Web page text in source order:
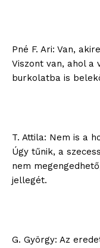
Pné F. Ari: Van,
Viszont van, ahol a
burkolatba is
T. Attila: Nem is a
Úgy tűnik, a
nem
jellegét.
G. György: Az